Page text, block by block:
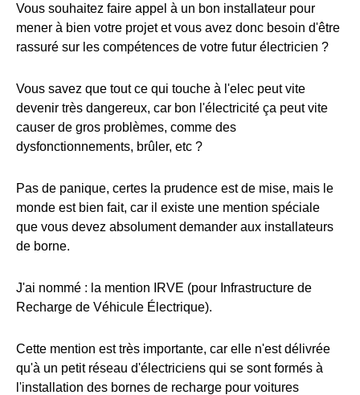
Vous souhaitez faire appel à un bon installateur pour
mener à bien votre projet et vous avez donc besoin d'être
rassuré sur les compétences de votre futur électricien ?
Vous savez que tout ce qui touche à l'elec peut vite
devenir très dangereux, car bon l'électricité ça peut vite
causer de gros problèmes, comme des
dysfonctionnements, brûler, etc ?
Pas de panique, certes la prudence est de mise, mais le
monde est bien fait, car il existe une mention spéciale
que vous devez absolument demander aux installateurs
de borne.
J'ai nommé : la mention IRVE (pour Infrastructure de
Recharge de Véhicule Électrique).
Cette mention est très importante, car elle n'est délivrée
qu'à un petit réseau d'électriciens qui se sont formés à
l'installation des bornes de recharge pour voitures